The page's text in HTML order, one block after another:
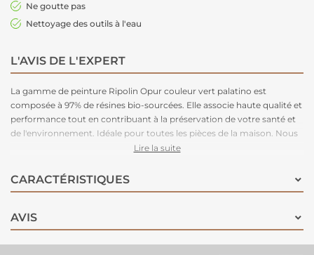
Ne goutte pas
Nettoyage des outils à l'eau
L'AVIS DE L'EXPERT
La gamme de peinture Ripolin Opur couleur vert palatino est
composée à 97% de résines bio-sourcées. Elle associe haute qualité et
performance tout en contribuant à la préservation de votre santé et
de l'environnement. Idéale pour toutes les pièces de la maison. Nous
recommandons un lessivage après 3 semaines de pose.
Lire la suite
CARACTÉRISTIQUES
AVIS